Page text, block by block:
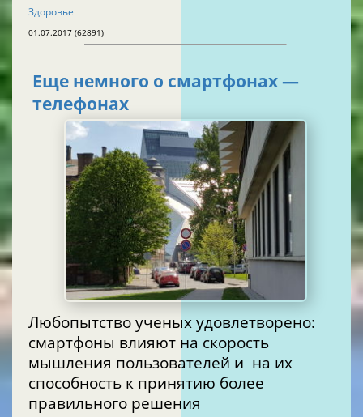
Здоровье
01.07.2017 (62891)
Еще немного о смартфонах —
телефонах
Любопытство ученых удовлетворено:
смартфоны влияют на скорость
мышления пользователей и на их
способность к принятию более
правильного решения